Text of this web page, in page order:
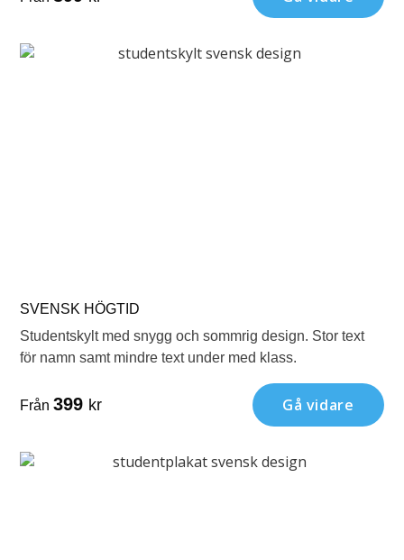
SVENSK HÖGTID
Studentskylt med snygg och sommrig design. Stor text
för namn samt mindre text under med klass.
Från 399 kr Gå vidare